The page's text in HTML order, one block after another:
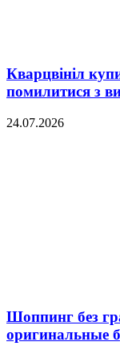
Кварцвініл
помилитися з
24.07.2026
Шоппинг без
оригинальные